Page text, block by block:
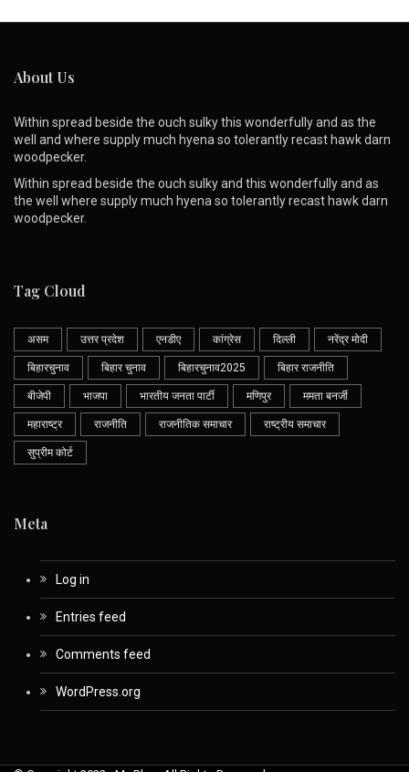
About Us
Within spread beside the ouch sulky this wonderfully and as the
well and where supply much hyena so tolerantly recast hawk darn
woodpecker.
Within spread beside the ouch sulky and this wonderfully and as
the well where supply much hyena so tolerantly recast hawk darn
woodpecker.
Tag Cloud
असम उत्तर प्रदेश एनडीए कांग्रेस दिल्ली नरेंद्र मोदी
बिहारचुनाव बिहार चुनाव बिहारचुनाव2025 बिहार राजनीति
बीजेपी भाजपा भारतीय जनता पार्टी मणिपुर ममता बनर्जी
महाराष्ट्र राजनीति राजनीतिक समाचार राष्ट्रीय समाचार
सुप्रीम कोर्ट
Meta
Log in
Entries feed
Comments feed
WordPress.org